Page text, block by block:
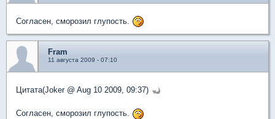
Согласен, сморозил глупость.
Fram
11 августа 2009 - 07:10
Цитата(Joker @ Aug 10 2009, 09:37)
Согласен, сморозил глупость.